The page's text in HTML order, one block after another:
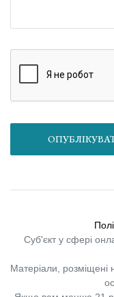
Суб'єкт у сфері
Матеріали, розміщені